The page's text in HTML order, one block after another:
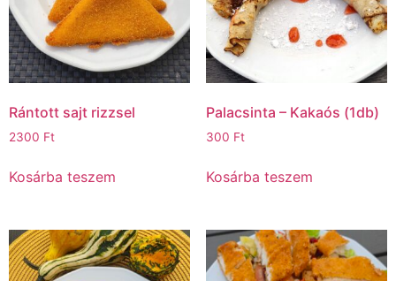
Rántott sajt rizzsel
2300 Ft
Kosárba teszem
Palacsinta – Kakaós (1db)
300 Ft
Kosárba teszem